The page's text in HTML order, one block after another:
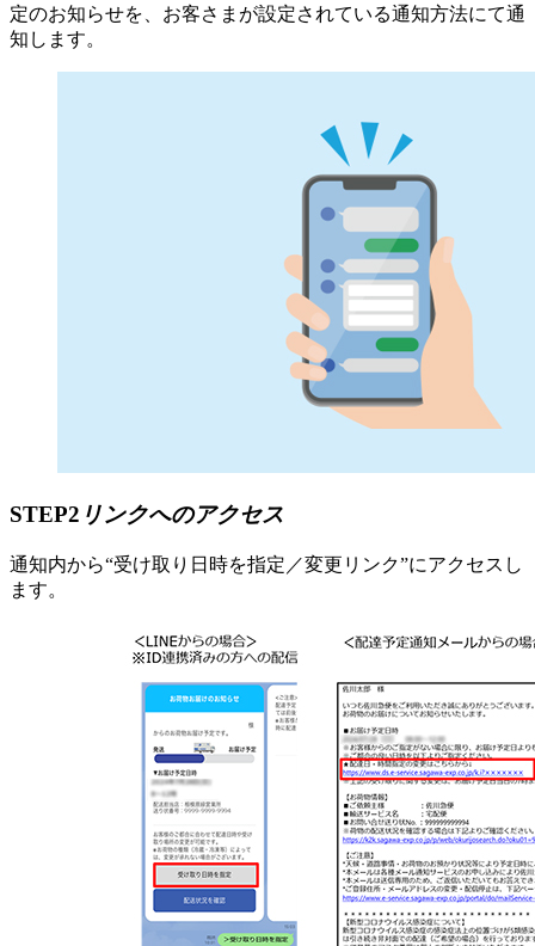
定のお知らせを、お客さまが設定されている通知方法にて通
知します。
STEP2 リンクへのアクセス
通知内から“受け取り日時を指定／変更リンク”にアクセスし
ます。